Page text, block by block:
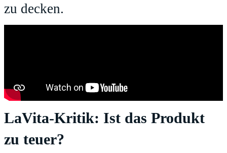
zu decken.
LaVita-Kritik: Ist das Produkt
zu teuer?